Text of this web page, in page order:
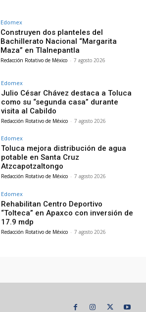
Edomex
Construyen dos planteles del
Bachillerato Nacional “Margarita
Maza” en Tlalnepantla
Redacción Rotativo de México - 7 agosto 2026
Edomex
Julio César Chávez destaca a Toluca
como su “segunda casa” durante
visita al Cabildo
Redacción Rotativo de México - 7 agosto 2026
Edomex
Toluca mejora distribución de agua
potable en Santa Cruz
Atzcapotzaltongo
Redacción Rotativo de México - 7 agosto 2026
Edomex
Rehabilitan Centro Deportivo
“Tolteca” en Apaxco con inversión de
17.9 mdp
Redacción Rotativo de México - 7 agosto 2026